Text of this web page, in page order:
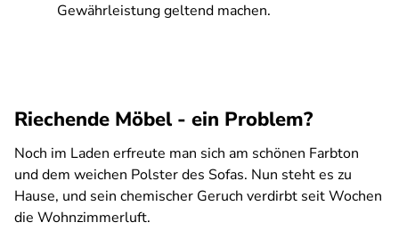
Gewährleistung geltend machen.
Riechende Möbel - ein Problem?
Noch im Laden erfreute man sich am schönen Farbton
und dem weichen Polster des Sofas. Nun steht es zu
Hause, und sein chemischer Geruch verdirbt seit Wochen
die Wohnzimmerluft.